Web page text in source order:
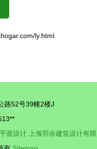
ly.html
路52号39幢2楼J
平面设计
上海羽余建筑设计有限